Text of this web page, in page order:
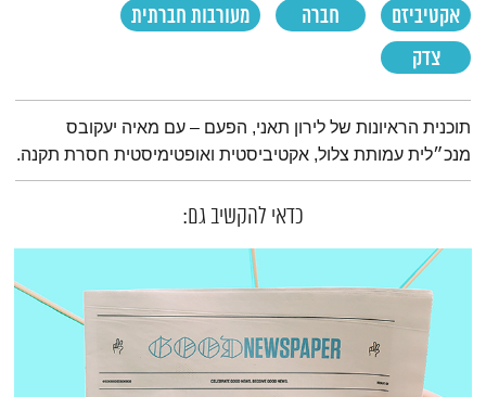
אקטיביזם חברה
מעורבות חברתית
צדק
תמצית הפודקאסט
תוכנית הראיונות של לירון תאני, הפעם – עם מאיה יעקובס
מנכ״לית עמותת צלול, אקטיביסטית ואופטימיסטית חסרת תקנה.
כדאי להקשיב גם: